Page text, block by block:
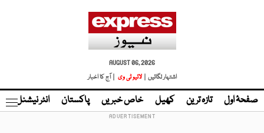
AUGUST 06, 2026
اشتہار لگائیں |
لائیو ٹی وی | آج کا اخبار
صفحۂ اول تازہ ترین کھیل خاص خبریں پاکستان انٹر نیشنل